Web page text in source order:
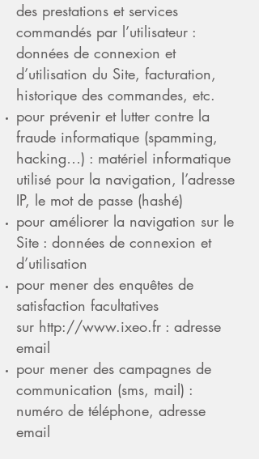
des prestations et services
commandés par l’utilisateur :
données de connexion et
d’utilisation du Site, facturation,
historique des commandes, etc.
pour prévenir et lutter contre la
fraude informatique (spamming,
hacking…) : matériel informatique
utilisé pour la navigation, l’adresse
IP, le mot de passe (hashé)
pour améliorer la navigation sur le
Site : données de connexion et
d’utilisation
pour mener des enquêtes de
satisfaction facultatives
sur http://www.ixeo.fr : adresse
email
pour mener des campagnes de
communication (sms, mail) :
numéro de téléphone, adresse
email